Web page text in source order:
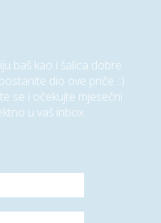
baš kao i šalica dobre
dio ove priče. :)
se i očekujte mjesečni
u vaš inbox.